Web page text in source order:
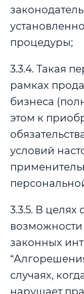
процедуры;
3.3.4. Такая
рамках
бизнеса
этом к
условий
3.3.5. В целях
законных
случаях,
нарушает